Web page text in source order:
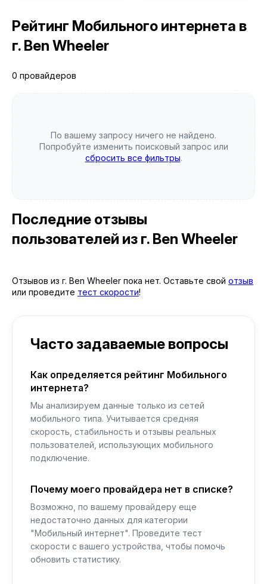
Рейтинг Мобильного интернета в
г. Ben Wheeler
0 провайдеров
По вашему запросу ничего не найдено.
Попробуйте изменить поисковый запрос или
сбросить все фильтры.
Последние отзывы
пользователей из г. Ben Wheeler
Отзывов из г. Ben Wheeler пока нет. Оставьте свой отзыв
или проведите тест скорости!
Часто задаваемые вопросы
Как определяется рейтинг Мобильного
интернета?
Мы анализируем данные только из сетей
мобильного типа. Учитывается средняя
скорость, стабильность и отзывы реальных
пользователей, использующих мобильного
подключение.
Почему моего провайдера нет в списке?
Возможно, по вашему провайдеру еще
недостаточно данных для категории
"Мобильный интернет". Проведите тест
скорости с вашего устройства, чтобы помочь
обновить статистику.